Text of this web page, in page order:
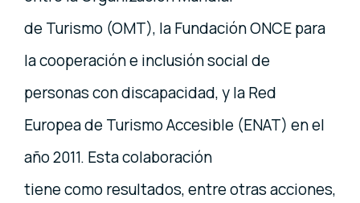
de Turismo (OMT), la Fundación ONCE para
la cooperación e inclusión social de
personas con discapacidad, y la Red
Europea de Turismo Accesible (ENAT) en el
año 2011. Esta colaboración
tiene como resultados, entre otras acciones,